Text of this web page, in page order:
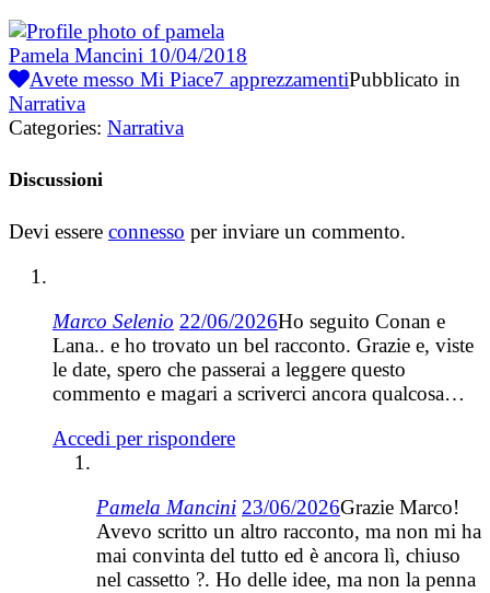
Pamela Mancini 10/04/2018
Avete messo Mi Piace7 apprezzamentiPubblicato in
Narrativa
Categories: Narrativa
Discussioni
Devi essere connesso per inviare un commento.
Marco Selenio 22/06/2026Ho seguito Conan e
Lana.. e ho trovato un bel racconto. Grazie e, viste
le date, spero che passerai a leggere questo
commento e magari a scriverci ancora qualcosa…
Accedi per rispondere
Pamela Mancini 23/06/2026Grazie Marco!
Avevo scritto un altro racconto, ma non mi ha
mai convinta del tutto ed è ancora lì, chiuso
nel cassetto ?. Ho delle idee, ma non la penna